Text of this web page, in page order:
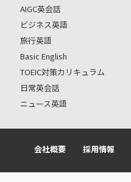
AIGC英会話
ビジネス英語
旅行英語
Basic English
TOEIC対策カリキュラム
日常英会話
ニュース英語
会社概要 採用情報